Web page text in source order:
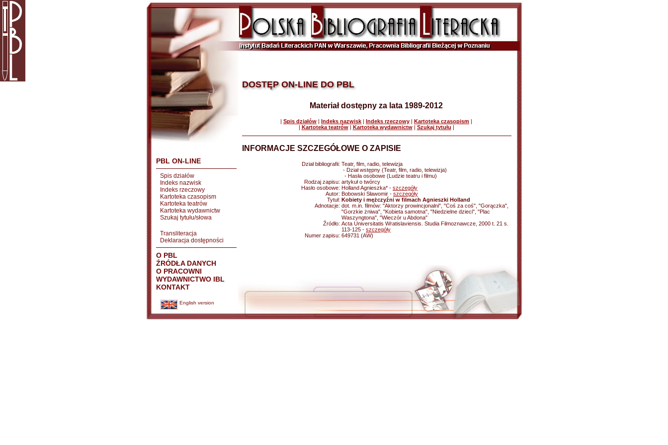
PBL ON-LINE
Spis działów
Indeks nazwisk
Indeks rzeczowy
Kartoteka czasopism
Kartoteka teatrów
Kartoteka wydawnictw
Szukaj tytułu/słowa
Transliteracja
Deklaracja dostępności
O PBL
ŹRÓDŁA DANYCH
O PRACOWNI
WYDAWNICTWO IBL
KONTAKT
English version
DOSTĘP ON-LINE DO PBL
Materiał dostępny za lata 1989-2012
| Spis działów | Indeks nazwisk | Indeks rzeczowy | Kartoteka czasopism |
| Kartoteka teatrów| Kartoteka wydawnictw| Szukaj tytułu |
INFORMACJE SZCZEGÓŁOWE O ZAPISIE
Dział bibliografii: Teatr, film, radio, telewizja
- Dział wstępny (Teatr, film, radio, telewizja)
- Hasła osobowe (Ludzie teatru i filmu)
Rodzaj zapisu: artykuł o twórcy
Hasło osobowe: Holland Agnieszka* - szczegóły
Autor: Bobowski Sławomir - szczegóły
Tytuł: Kobiety i mężczyźni w filmach Agnieszki Holland
Adnotacje: dot. m.in. filmów: "Aktorzy prowincjonalni", "Coś za coś", "Gorączka",
"Gorzkie żniwa", "Kobieta samotna", "Niedzielne dzieci", "Plac
Waszyngtona", "Wieczór u Abdona"
Źródło: Acta Universitatis Wratislaviensis. Studia Filmoznawcze, 2000 t. 21 s.
113-125 - szczegóły
Numer zapisu: 649731 (AW)